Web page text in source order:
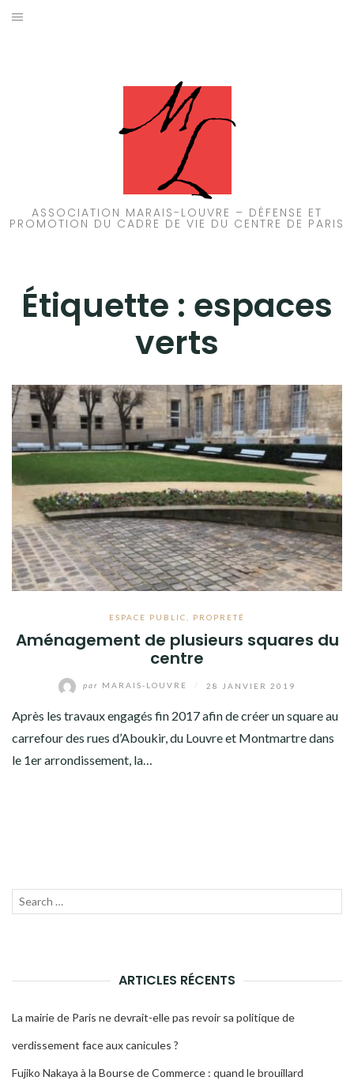
Aller
ASSOCIATION MARAIS-LOUVRE – DÉFENSE ET
PROMOTION DU CADRE DE VIE DU CENTRE DE PARIS
Étiquette : espaces
verts
ESPACE PUBLIC PROPRETÉ
Aménagement de plusieurs squares du
centre
par MARAIS-LOUVRE 28 JANVIER 2019
Après les travaux engagés fin 2017 afin de créer un square au
carrefour des rues d’Aboukir, du Louvre et Montmartre dans
le 1er arrondissement, la…
Recherche
ARTICLES RÉCENTS
La mairie de Paris ne devrait-elle pas revoir sa politique de
verdissement face aux canicules ?
Fujiko Nakaya à la Bourse de Commerce : quand le brouillard